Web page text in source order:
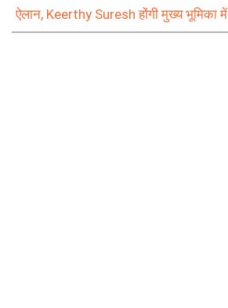
ऐलान, Keerthy Suresh होंगी मुख्य भूमिका में